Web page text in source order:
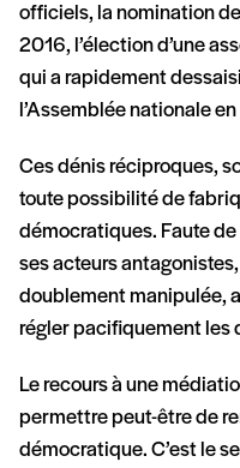
officiels, la nomination
2016, l’élection d’une
qui a rapidement
l’Assemblée nationale
Ces dénis réciproques,
toute possibilité de
démocratiques. Faute
ses acteurs
doublement manipulée,
régler pacifiquement les
Le recours à une
permettre peut-être de
démocratique. C’est le